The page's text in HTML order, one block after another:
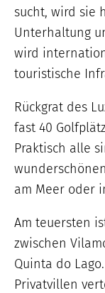
sucht, wird sie
Unterhaltung
wird
touristische
Rückgrat des
fast 40
Praktisch alle
am Meer oder
Am teuersten
zwischen
Quinta do
Privatvillen